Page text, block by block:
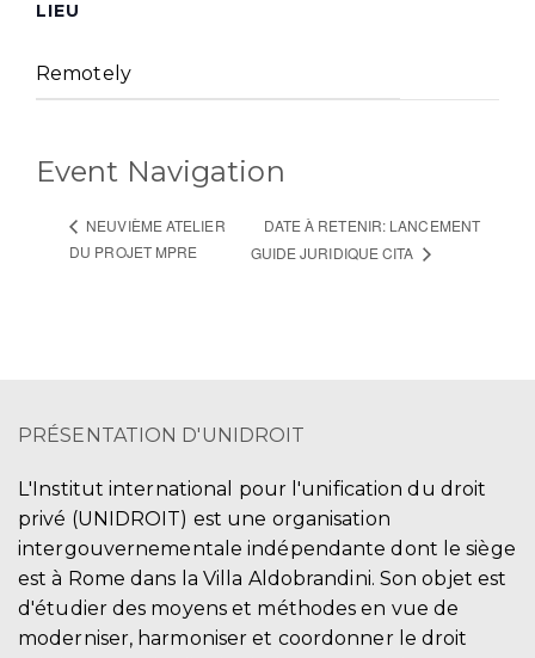
LIEU
Remotely
Event Navigation
NEUVIÈME ATELIER
DU PROJET MPRE
DATE À RETENIR: LANCEMENT
GUIDE JURIDIQUE CITA
PRÉSENTATION D'UNIDROIT
L'Institut international pour l'unification du droit
privé (UNIDROIT) est une organisation
intergouvernementale indépendante dont le siège
est à Rome dans la Villa Aldobrandini. Son objet est
d'étudier des moyens et méthodes en vue de
moderniser, harmoniser et coordonner le droit